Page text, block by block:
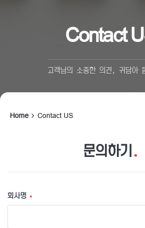
Contact
고객님의 소중한 의견, 귀담아
Home Contact US
문의하기 .
회사명 *